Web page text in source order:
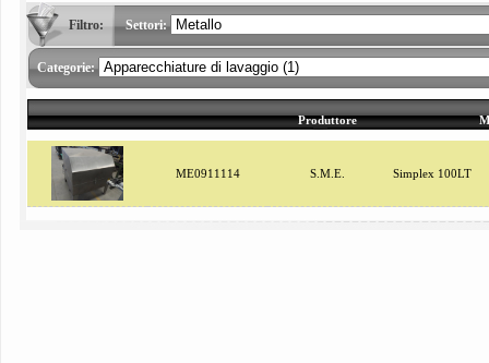
Filtro: Settori:
Categorie:
Produttore
ME0911114 S.M.E. Simplex 100LT